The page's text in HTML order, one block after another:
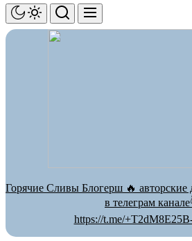
Горячие Сливы Блогерш 🔥 авторские
в телеграм
https://t.me/